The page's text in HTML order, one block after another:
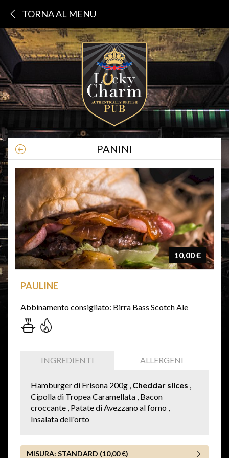
TORNA AL MENU
PANINI
10,00 €
PAULINE
Abbinamento consigliato: Birra Bass Scotch Ale
INGREDIENTI ALLERGENI
Hamburger di Frisona 200g , Cheddar slices
Cipolla di Tropea Caramellata , Bacon
croccante , Patate di Avezzano al forno ,
Insalata dell'orto
MISURA: STANDARD (10,00 €)